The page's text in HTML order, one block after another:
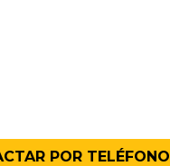
POR TELÉFONO